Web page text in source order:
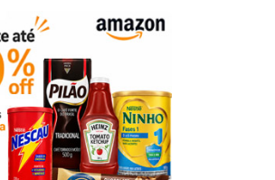
Tapete Para
Quarto,sala,escritório 2,00
X 3,00 Pelo Macio
Antiderrapan
Ver na Amazon